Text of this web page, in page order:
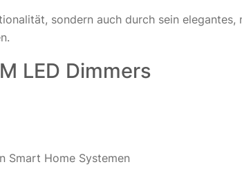
sondern auch durch sein
LED Dimmers
Smart Home Systemen